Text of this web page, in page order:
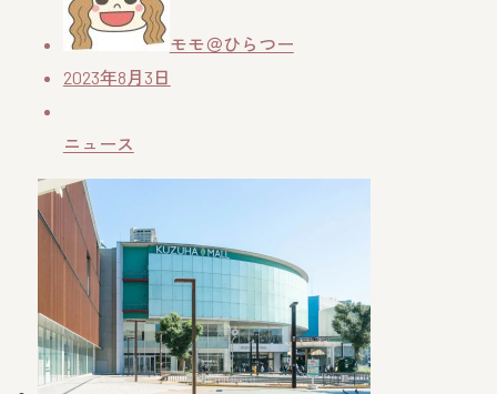
モモ＠ひらつー
2023年8月3日
ニュース